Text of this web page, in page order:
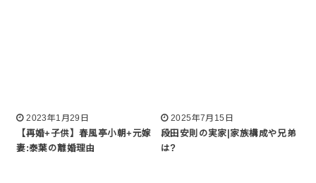
2023年1月29日
【再婚+子供】春風亭小朝+元嫁
妻:泰葉の離婚理由
2025年7月15日
段田安則の実家|家族構成や兄弟
は?